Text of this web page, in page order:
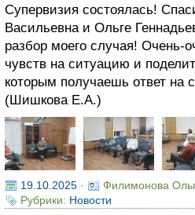
Супервизия состоялась!
Васильевна и Ольге
разбор моего случая! Очень-
чувств на ситуацию и
которым получаешь ответ на
(Шишкова Е.А.)
19.10.2025·
Филимонова
Рубрики: Новости